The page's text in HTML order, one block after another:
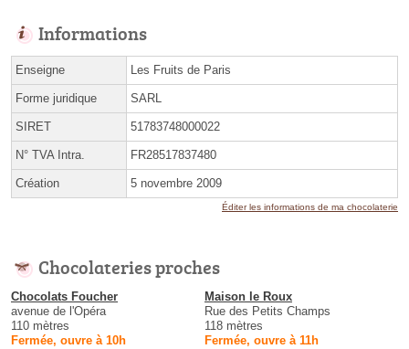
Informations
Enseigne Les Fruits de Paris
Forme juridique SARL
SIRET 51783748000022
N° TVA Intra. FR28517837480
Création 5 novembre 2009
Éditer les informations de ma chocolaterie
Chocolateries proches
Chocolats Foucher
avenue de l'Opéra
110 mètres
Fermée, ouvre à 10h
Maison le Roux
Rue des Petits Champs
118 mètres
Fermée, ouvre à 11h